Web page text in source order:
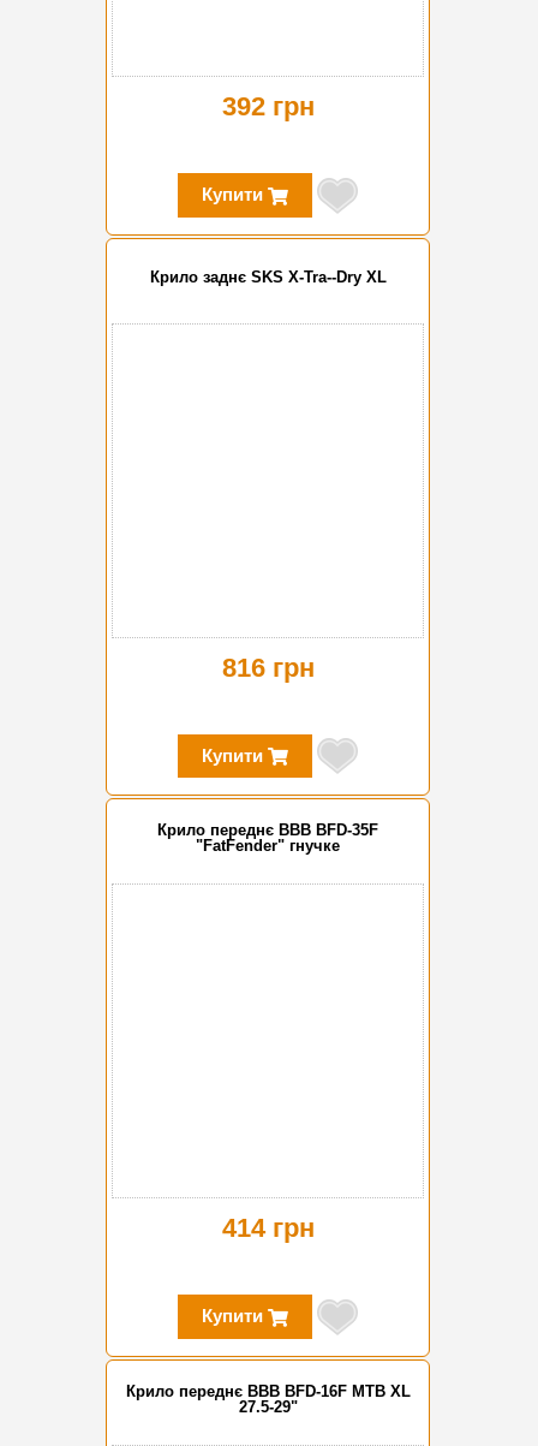
392 грн
Купити
Крило заднє SKS X-Tra--Dry XL
816 грн
Купити
Крило переднє BBB BFD-35F
"FatFender" гнучке
414 грн
Купити
Крило переднє BBB BFD-16F MTB XL
27.5-29"